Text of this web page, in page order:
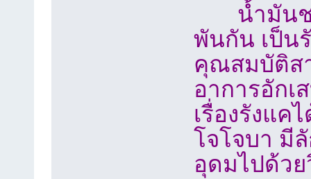
น้ำมันชนิ
พันกัน เป็น
คุณสมบัติส
อาการอัก
เรื่องรังแค
โจโจบา มี
อุดมไปด้ว